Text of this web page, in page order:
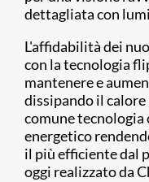
dettagliata con
L'affidabilità dei
con la tecnologia
mantenere e
dissipando il
comune tecnologia
energetico
il più efficiente dal
oggi realizzato da